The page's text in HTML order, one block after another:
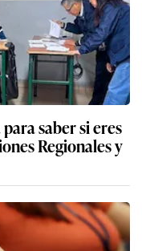
saber si eres
Regionales y